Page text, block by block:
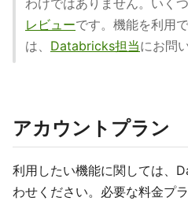
わけではありません。いく
レビューです。機能を利用
は、 Databricks担当にお問
アカウントプラン
利用したい機能に関しては、
わせください。必要な料金プ